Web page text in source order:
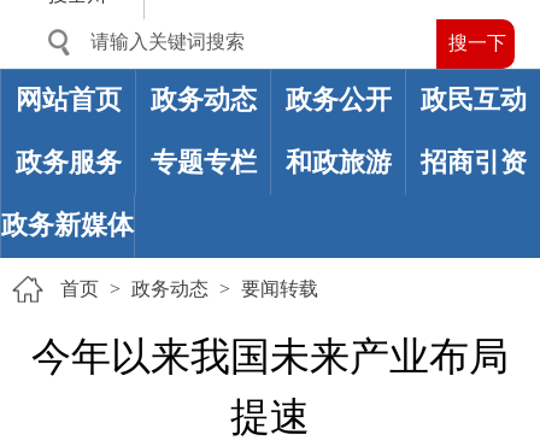
网站首页 政务动态 政务公开 政民互动
政务服务 专题专栏 和政旅游 招商引资
政务新媒体
首页 > 政务动态 > 要闻转载
今年以来我国未来产业布局
提速